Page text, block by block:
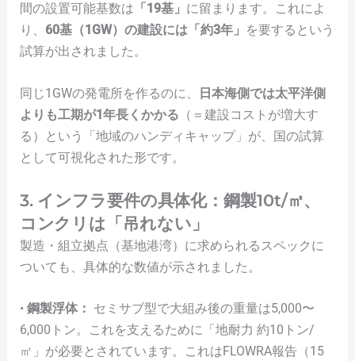
間の設置可能基数は 「19基」 に留まります。これによ
り、 60基（1GW）の建設には「約3年」 を要するという
試算が出されました。
同じ1GWの発電所を作るのに、
日本海側では太平洋側
よりも工期が1年長くかかる （＝建設コストが増大す
る）という「地域のハンディキャップ」が、国の試算
として可視化された形です。
3. インフラ要件の具体化：鋼製10t/㎡、
コンクリは「吊れない」
製造・組立拠点（基地港湾）に求められるスペックに
ついても、具体的な数値が示されました。
• 鋼製浮体： セミサブ型で大組み後の重量は5,000〜
6,000トン。これを支えるために「地耐力 約10トン/
㎡」が必要とされています。これはFLOWRA報告（15